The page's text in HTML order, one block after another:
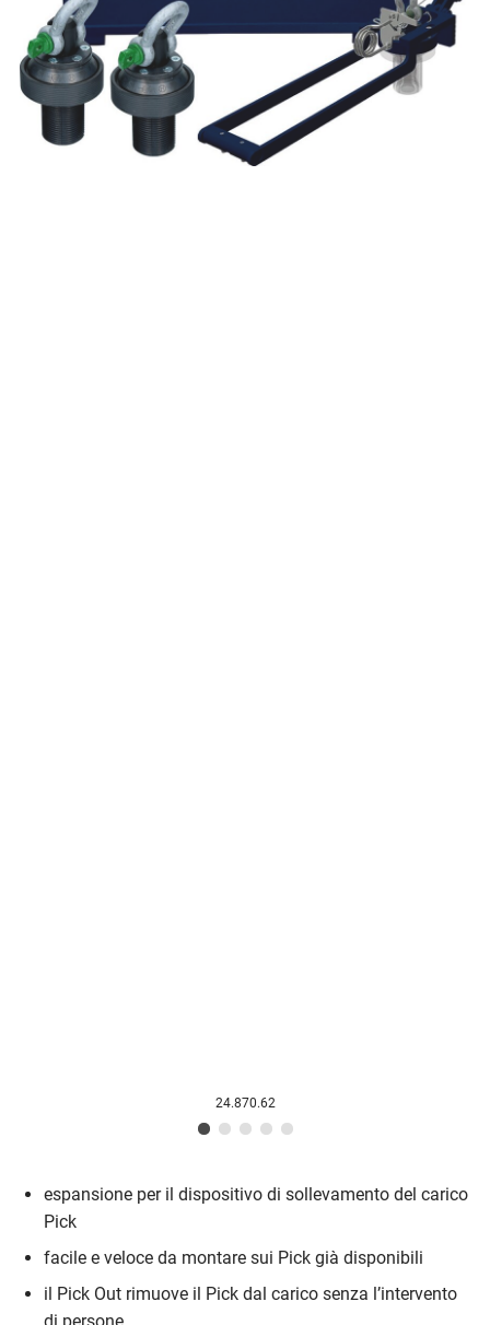
24.870.62
espansione per il dispositivo di sollevamento del carico
Pick
facile e veloce da montare sui Pick già disponibili
il Pick Out rimuove il Pick dal carico senza l’intervento
di persone